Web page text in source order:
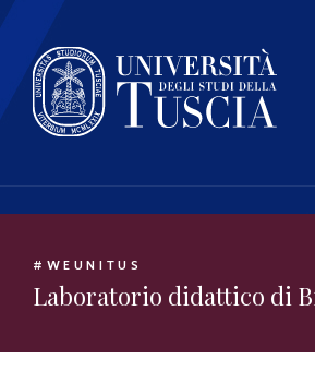
#WEUNITUS
Laboratorio didattico di